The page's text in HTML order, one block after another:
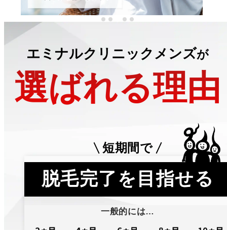
エミナルクリニックメンズが
選ばれる理由
短期間で
脱毛完了を目指せる
一般的には…